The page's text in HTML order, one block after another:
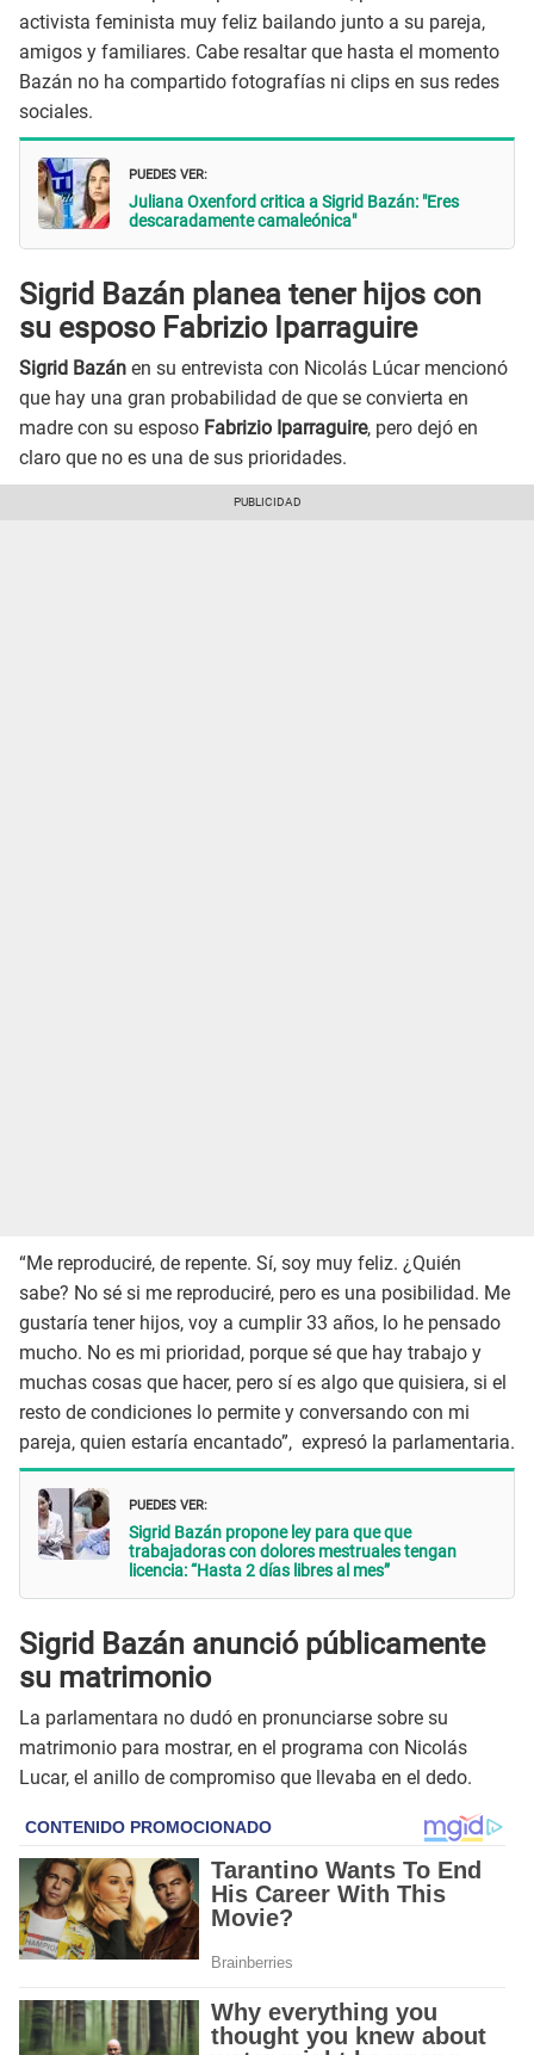
activista feminista muy feliz bailando junto a su pareja,
amigos y familiares. Cabe resaltar que hasta el momento
Bazán no ha compartido fotografías ni clips en sus redes
sociales.
PUEDES VER:
Juliana Oxenford critica a Sigrid Bazán: "Eres
descaradamente camaleónica"
Sigrid Bazán planea tener hijos con
su esposo Fabrizio Iparraguire
Sigrid Bazán en su entrevista con Nicolás Lúcar mencionó
que hay una gran probabilidad de que se convierta en
madre con su esposo Fabrizio Iparraguire, pero dejó en
claro que no es una de sus prioridades.
“Me reproduciré, de repente. Sí, soy muy feliz. ¿Quién
sabe? No sé si me reproduciré, pero es una posibilidad. Me
gustaría tener hijos, voy a cumplir 33 años, lo he pensado
mucho. No es mi prioridad, porque sé que hay trabajo y
muchas cosas que hacer, pero sí es algo que quisiera, si el
resto de condiciones lo permite y conversando con mi
pareja, quien estaría encantado”, expresó la parlamentaria.
PUEDES VER:
Sigrid Bazán propone ley para que que
trabajadoras con dolores mestruales tengan
licencia: “Hasta 2 días libres al mes”
Sigrid Bazán anunció públicamente
su matrimonio
La parlamentara no dudó en pronunciarse sobre su
matrimonio para mostrar, en el programa con Nicolás
Lucar, el anillo de compromiso que llevaba en el dedo.